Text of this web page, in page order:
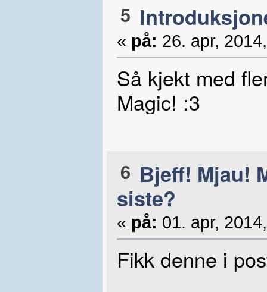
5
« på: 26. apr,
Så kjekt med
Magic! :3
6 Bjeff! Mjau!
siste?
« på: 01. apr,
Fikk denne i